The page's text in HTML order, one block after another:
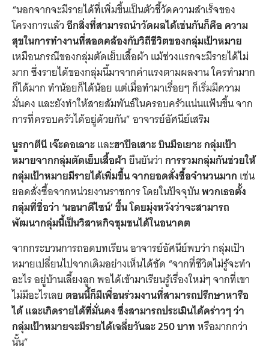
“นอกจากจะมีรายได้ที่เพิ่มขึ้นเป็นตัวชี้วัดความสำเร็จของ
โครงการแล้วอีกสิ่งที่สามารถนำวัดผลได้เช่นกันก็คือ ความ
สุขในการทำงานที่สอดคล้องกับวิถีชีวิตของกลุ่มเป้าหมาย
เหมือนกรณีของกลุ่มตัดเย็บเสื้อผ้า แม้ช่วงแรกจะมีรายได้ไม่
มาก ซึ่งรายได้ของกลุ่มนี้มาจากค่าแรงตามผลงาน ใครทำมาก
ก็ได้มาก ทำน้อยก็ได้น้อย แต่เมื่อทำมาเรื่อยๆ ก็เริ่มมีความ
มั่นคง และยังทำให้สายสัมพันธ์ในครอบครัวแน่นแฟ้นขึ้น จาก
การที่ครอบครัวได้อยู่ด้วยกัน”อาจารย์อัศนีย์เสริม
นูรกาตีนี เจ๊ะดอเลาะและฮาปือเสาะ บินมือเยาะกลุ่มเป้า
หมายจากกลุ่มตัดเย็บเสื้อผ้ายืนยันว่าการรวมกลุ่มกันช่วยให้
กลุ่มเป้าหมายมีรายได้เพิ่มขึ้น จากยอดสั่งซื้อจำนวนมาก เช่น
ยอดสั่งซื้อจากหน่วยงานราชการ โดยในปัจจุบันพวกเธอตั้ง
กลุ่มที่ชื่อว่า ‘นอนาดีไซน์’ ขึ้น โดยมุ่งหวังว่าจะสามารถ
พัฒนากลุ่มนี้เป็นวิสาหกิจชุมชนได้ในอนาคต
จากกระบวนการถอดบทเรียน อาจารย์อัศนีย์พบว่า กลุ่มเป้า
หมายเปลี่ยนไปจากเดิมอย่างเห็นได้ชัด “จากที่ชีวิตไม่รู้จะทำ
อะไร อยู่บ้านเลี้ยงลูก พอได้เข้ามาเรียนรู้เรื่องใหม่ๆ จากที่เขา
ไม่มีอะไรเลย ตอนนี้ก็มีเพื่อนร่วมงานที่สามารถปรึกษาหารือ
ได้ และเกิดรายได้ที่มั่นคง ซึ่งสามารถประเมินได้คร่าวๆ ว่า
กลุ่มเป้าหมายจะมีรายได้เฉลี่ยวันละ 250 บาทหรือมากกว่า
นั้น”